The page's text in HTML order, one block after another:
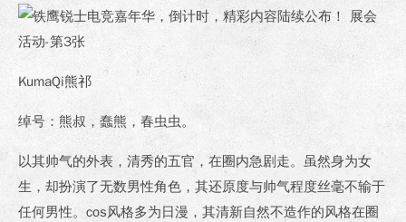
KumaQi熊祁
绰号：熊叔，蠢熊，春虫虫。
以其帅气的外表，清秀的五官，在圈内急剧走。虽然身为女
生，却扮演了无数男性角色，其还原度与帅气程度丝毫不输于
任何男性。cos风格多为日漫，其清新自然不造作的风格在圈